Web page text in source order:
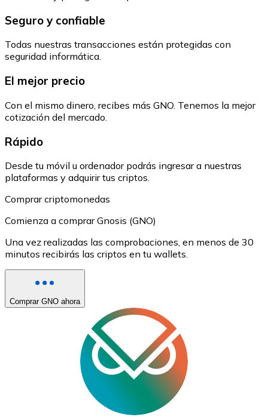
Seguro y confiable
Todas nuestras transacciones están protegidas con
seguridad informática.
El mejor precio
Con el mismo dinero, recibes más GNO. Tenemos la mejor
cotización del mercado.
Rápido
Desde tu móvil u ordenador podrás ingresar a nuestras
plataformas y adquirir tus criptos.
Comprar criptomonedas
Comienza a comprar Gnosis (GNO)
Una vez realizadas las comprobaciones, en menos de 30
minutos recibirás las criptos en tu wallets.
Comprar GNO ahora